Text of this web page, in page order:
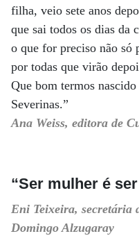
filha, veio sete anos
que sai todos os dias da
o que for preciso não só
por todas que virão
Que bom termos
Severinas.”
Ana Weiss, editora de
“Ser mulher é
Eni Teixeira, secretária
Domingo Alzugaray